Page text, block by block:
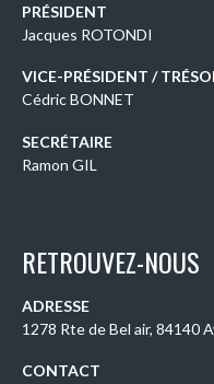
PRÉSIDENT
Jacques ROTONDI
VICE-PRÉSIDENT /
Cédric BONNET
SECRÉTAIRE
Ramon GIL
RETROUVEZ-NOUS
ADRESSE
1278 Rte de Bel air, 84140
CONTACT